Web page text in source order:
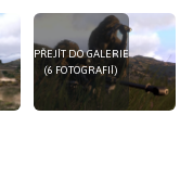
PŘEJÍT DO GALERIE
(6 FOTOGRAFIÍ)